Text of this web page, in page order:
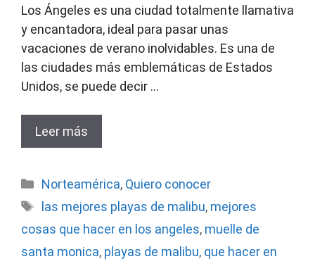
Los Ángeles es una ciudad totalmente llamativa
y encantadora, ideal para pasar unas
vacaciones de verano inolvidables. Es una de
las ciudades más emblemáticas de Estados
Unidos, se puede decir …
Leer más
Categorías
Norteamérica, Quiero conocer
Etiquetas
las mejores playas de malibu, mejores
cosas que hacer en los angeles, muelle de
santa monica, playas de malibu, que hacer en